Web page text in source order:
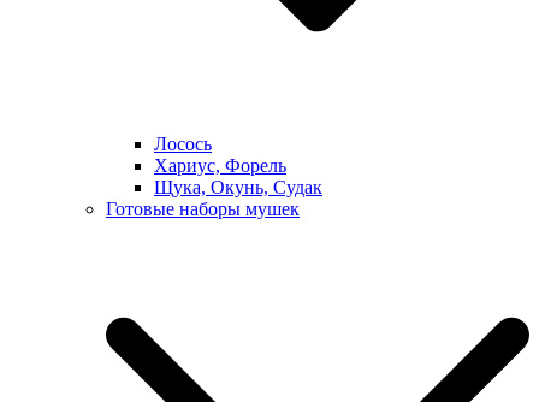
Лосось
Хариус, Форель
Щука, Окунь, Судак
Готовые наборы мушек